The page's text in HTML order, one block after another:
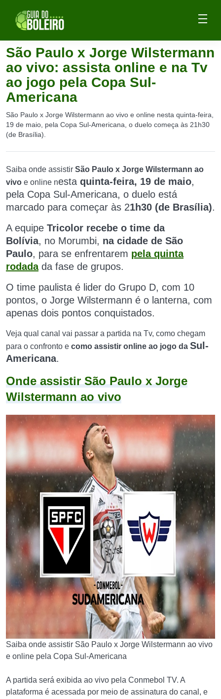
São Paulo x Jorge Wilstermann
ao vivo: assista online e na Tv
ao jogo pela Copa Sul-
Americana
São Paulo x Jorge Wilstermann ao vivo e online nesta quinta-feira,
19 de maio, pela Copa Sul-Americana, o duelo começa às 21h30
(de Brasília).
Saiba onde assistir São Paulo x Jorge Wilstermann ao
vivo e online nesta quinta-feira, 19 de maio,
pela Copa Sul-Americana, o duelo está
marcado para começar às 21h30 (de Brasília).
A equipe Tricolor recebe o time da
Bolívia, no Morumbi, na cidade de São
Paulo, para se enfrentarem pela quinta
rodadada fase de grupos.
O time paulista é lider do Grupo D, com 10
pontos, o Jorge Wilstermann é o lanterna, com
apenas dois pontos conquistados.
Veja qual canal vai passar a partida na Tv, como chegam
para o confronto e como assistir online ao jogo da Sul-
Americana.
Onde assistir São Paulo x Jorge
Wilstermann ao vivo
Saiba onde assistir São Paulo x Jorge Wilstermann ao vivo
e online pela Copa Sul-Americana
A partida será exibida ao vivo pela Conmebol TV. A
plataforma é acessada por meio de assinatura do canal, e